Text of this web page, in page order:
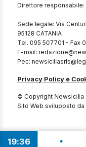
Direttore responsabile:
Sede legale: Via
95128 CATANIA
Tel. 095 507701 - Fax
E-mail:
Pec:
Privacy Policy e
© Copyright Newsicilia
Sito Web sviluppato da
19 36
• 19:28 -